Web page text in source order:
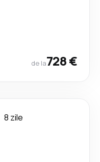
de la728 €
8 zile